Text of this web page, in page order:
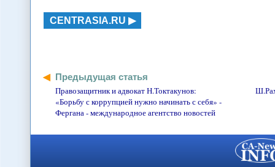
CENTRASIA.RU
Предыдущая статья
Правозащитник и адвокат Н.Токтакунов:
«Борьбу с коррупцией нужно начинать с себя» -
Фергана - международное агентство новостей